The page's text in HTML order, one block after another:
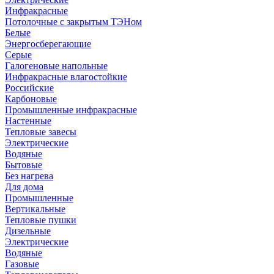
Инфракрасные
Потолочные с закрытым ТЭНом
Белые
Энергосберегающие
Серые
Галогеновые напольные
Инфракрасные влагостойкие
Российские
Карбоновые
Промышленные инфракрасные
Настенные
Тепловые завесы
Электрические
Водяные
Бытовые
Без нагрева
Для дома
Промышленные
Вертикальные
Тепловые пушки
Дизельные
Электрические
Водяные
Газовые